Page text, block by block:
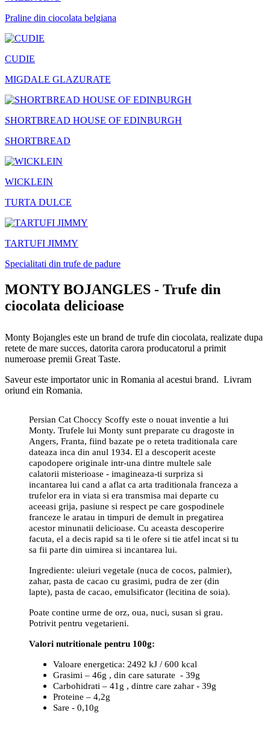
Praline din ciocolata belgiana
CUDIE
MIGDALE GLAZURATE
SHORTBREAD HOUSE OF EDINBURGH
SHORTBREAD
WICKLEIN
TURTA DULCE
TARTUFI JIMMY
Specialitati din trufe de padure
MONTY BOJANGLES - Trufe din
ciocolata delicioase
Monty Bojangles este un brand de trufe din ciocolata, realizate dupa
retete de mare succes, datorita carora producatorul a primit
numeroase premii Great Taste.
Saveur este importator unic in Romania al acestui brand. Livram
oriund ein Romania.
Persian Cat Choccy Scoffy este o nouat inventie a lui
Monty. Trufele lui Monty sunt preparate cu dragoste in
Angers, Franta, fiind bazate pe o reteta traditionala care
dateaza inca din anul 1934. El a descoperit aceste
capodopere originale intr-una dintre multele sale
calatorii misterioase - imagineaza-ti surpriza si
incantarea lui cand a aflat ca arta traditionala franceza a
trufelor era in viata si era transmisa mai departe cu
aceeasi grija, pasiune si respect pe care gospodinele
franceze le aratau in timpuri de demult in pregatirea
acestor minunatii delicioase. Cu aceasta descoperire
facuta, el a decis rapid sa ti le ofere si tie atfel incat si tu
sa fii parte din uimirea si incantarea lui.
Ingrediente: uleiuri vegetale (nuca de cocos, palmier),
zahar, pasta de cacao cu grasimi, pudra de zer (din
lapte), pasta de cacao, emulsificator (lecitina de soia).
Poate contine urme de orz, oua, nuci, susan si grau.
Potrivit pentru vegetarieni.
Valori nutritionale pentru 100g:
Valoare energetica: 2492 kJ / 600 kcal
Grasimi – 46g , din care saturate - 39g
Carbohidrati – 41g , dintre care zahar - 39g
Proteine – 4,2g
Sare - 0,10g